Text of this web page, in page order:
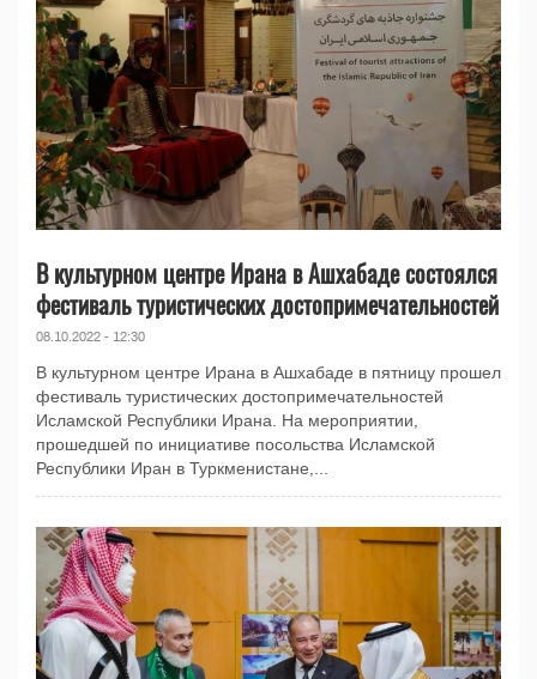
В культурном центре Ирана в Ашхабаде состоялся
фестиваль туристических достопримечательностей
08.10.2022 - 12:30
В культурном центре Ирана в Ашхабаде в пятницу прошел
фестиваль туристических достопримечательностей
Исламской Республики Ирана. На мероприятии,
прошедшей по инициативе посольства Исламской
Республики Иран в Туркменистане,...